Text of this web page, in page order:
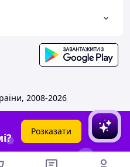
2008-2026
Розказати